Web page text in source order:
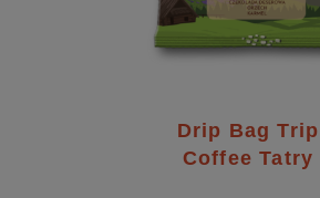
Drip Bag Trip
Coffee Tatry